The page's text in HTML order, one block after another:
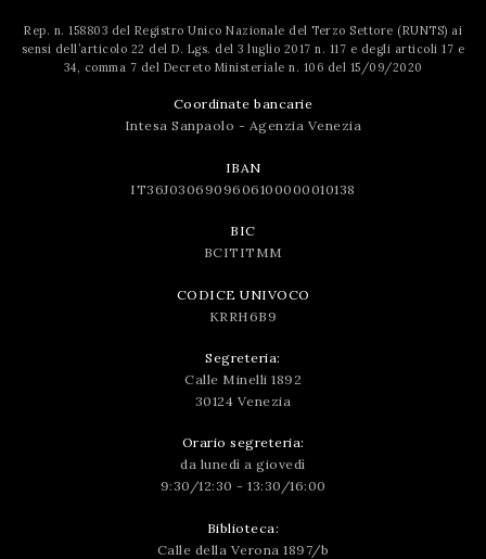
Rep. n. 158803 del Registro Unico Nazionale del Terzo Settore (RUNTS) ai
sensi dell’articolo 22 del D. Lgs. del 3 luglio 2017 n. 117 e degli articoli 17 e
34, comma 7 del Decreto Ministeriale n. 106 del 15/09/2020
Coordinate bancarie
Intesa Sanpaolo - Agenzia Venezia
IBAN
IT36J0306909606100000010138
BIC
BCITITMM
CODICE UNIVOCO
KRRH6B9
Segreteria:
Calle Minelli 1892
30124 Venezia
Orario segreteria:
da lunedì a giovedì
9:30/12:30 - 13:30/16:00
Biblioteca:
Calle della Verona 1897/b